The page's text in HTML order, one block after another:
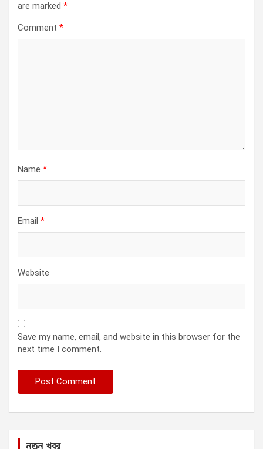
are marked *
Comment *
Name *
Email *
Website
Save my name, email, and website in this browser for the
next time I comment.